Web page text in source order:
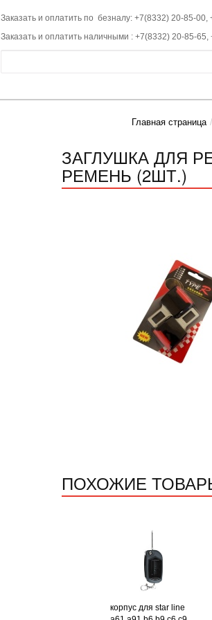
Заказать и оплатить по безналу: +7(8332) 20-85-00,
Заказать и оплатить наличными : +7(8332) 20-85-65,
Главная страница
ЗАГЛУШКА ДЛЯ
РЕМЕНЬ (2ШТ.)
ПОХОЖИЕ
корпус для star line